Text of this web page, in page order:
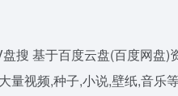
搜 基于百度云盘(百度网盘)
视频,种子,小说,壁纸,音乐